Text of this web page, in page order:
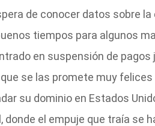
de conocer datos sobre
tiempos para algunos
en suspensión de
se las promete muy
su dominio en Estados
donde el empuje que traía se